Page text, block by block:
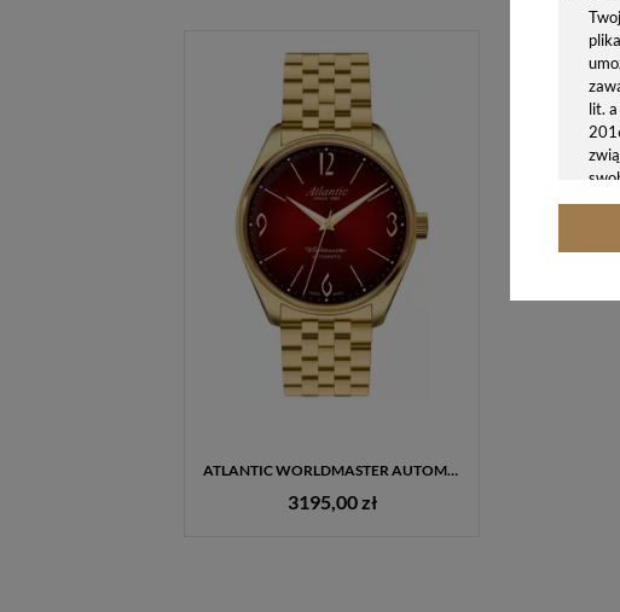
lit.
95/
ATLANTIC WORLDMASTER AUTOMATIC 51752.45.99GM – ZEGAREK MĘSKI AUTOMATYCZNY, CZERWONA TARCZA, SZKŁO SZAFIROWE
3195,00 zł